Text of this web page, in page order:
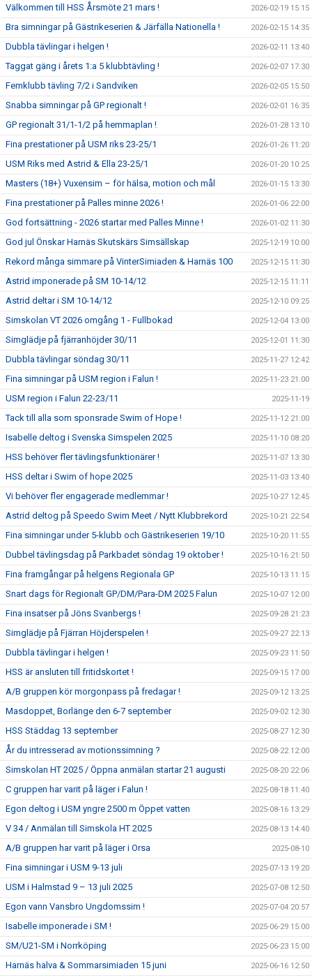
Välkommen till HSS Årsmöte 21 mars ! 2026-02-19 15:15
Bra simningar på Gästrikeserien & Järfälla Nationella ! 2026-02-15 14:35
Dubbla tävlingar i helgen ! 2026-02-11 13:40
Taggat gäng i årets 1:a 5 klubbtävling ! 2026-02-07 17:30
Femklubb tävling 7/2 i Sandviken 2026-02-05 15:50
Snabba simningar på GP regionalt ! 2026-02-01 16:35
GP regionalt 31/1-1/2 på hemmaplan ! 2026-01-28 13:10
Fina prestationer på USM riks 23-25/1 2026-01-26 11:20
USM Riks med Astrid & Ella 23-25/1 2026-01-20 10:25
Masters (18+) Vuxensim – för hälsa, motion och mål 2026-01-15 13:30
Fina prestationer på Palles minne 2026 ! 2026-01-06 22:00
God fortsättning - 2026 startar med Palles Minne ! 2026-01-02 11:30
God jul Önskar Harnäs Skutskärs Simsällskap 2025-12-19 10:00
Rekord många simmare på VinterSimiaden & Harnäs 100 2025-12-15 11:30
Astrid imponerade på SM 10-14/12 2025-12-15 11:11
Astrid deltar i SM 10-14/12 2025-12-10 09:25
Simskolan VT 2026 omgång 1 - Fullbokad 2025-12-04 13:00
Simglädje på fjärranhöjder 30/11 2025-12-01 11:30
Dubbla tävlingar söndag 30/11 2025-11-27 12:42
Fina simningar på USM region i Falun ! 2025-11-23 21:00
USM region i Falun 22-23/11 2025-11-19
Tack till alla som sponsrade Swim of Hope ! 2025-11-12 21:00
Isabelle deltog i Svenska Simspelen 2025 2025-11-10 08:20
HSS behöver fler tävlingsfunktionärer ! 2025-11-07 13:30
HSS deltar i Swim of hope 2025 2025-11-03 13:40
Vi behöver fler engagerade medlemmar ! 2025-10-27 12:45
Astrid deltog på Speedo Swim Meet / Nytt Klubbrekord 2025-10-21 22:54
Fina simningar under 5-klubb och Gästrikeserien 19/10 2025-10-20 11:55
Dubbel tävlingsdag på Parkbadet söndag 19 oktober ! 2025-10-16 21:50
Fina framgångar på helgens Regionala GP 2025-10-13 11:15
Snart dags för Regionalt GP/DM/Para-DM 2025 Falun 2025-10-07 12:00
Fina insatser på Jöns Svanbergs ! 2025-09-28 21:23
Simglädje på Fjärran Höjderspelen ! 2025-09-27 22:13
Dubbla tävlingar i helgen ! 2025-09-23 11:50
HSS är ansluten till fritidskortet ! 2025-09-15 17:00
A/B gruppen kör morgonpass på fredagar ! 2025-09-12 13:25
Masdoppet, Borlänge den 6-7 september 2025-09-02 12:30
HSS Städdag 13 september 2025-08-27 12:30
År du intresserad av motionssimning ? 2025-08-22 12:00
Simskolan HT 2025 / Öppna anmälan startar 21 augusti 2025-08-20 22:06
C gruppen har varit på läger i Falun ! 2025-08-18 11:40
Egon deltog i USM yngre 2500 m Öppet vatten 2025-08-16 13:29
V 34 / Anmälan till Simskola HT 2025 2025-08-13 14:40
A/B gruppen har varit på läger i Orsa 2025-08-10
Fina simningar i USM 9-13 juli 2025-07-13 19:20
USM i Halmstad 9 – 13 juli 2025 2025-07-08 12:50
Egon vann Vansbro Ungdomssim ! 2025-07-04 20:57
Isabelle imponerade i SM ! 2025-06-29 15:00
SM/U21-SM i Norrköping 2025-06-23 15:00
Harnäs halva & Sommarsimiaden 15 juni 2025-06-16 12:50